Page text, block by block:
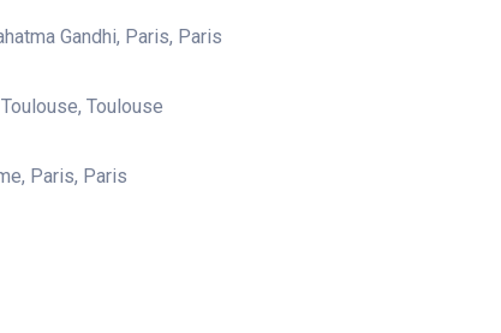
Gandhi, Paris, Paris
Toulouse
Paris, Paris